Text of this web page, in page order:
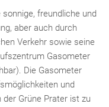
freundliche und
aber auch durch
Verkehr sowie seine
Gasometer
Die Gasometer
und
Grüne Prater ist zu